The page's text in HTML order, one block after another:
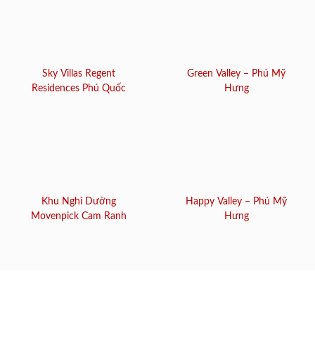
Sky Villas Regent
Residences Phú Quốc
Green Valley – Phú Mỹ
Hưng
Khu Nghỉ Dưỡng
Movenpick Cam Ranh
Happy Valley – Phú Mỹ
Hưng